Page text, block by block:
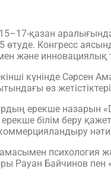
қазан
өтуде. Конгресс
және инновациялық
күнінде Сәрсен
өз
ерекше назарын
білім беру
психология
Рауан Байчинов